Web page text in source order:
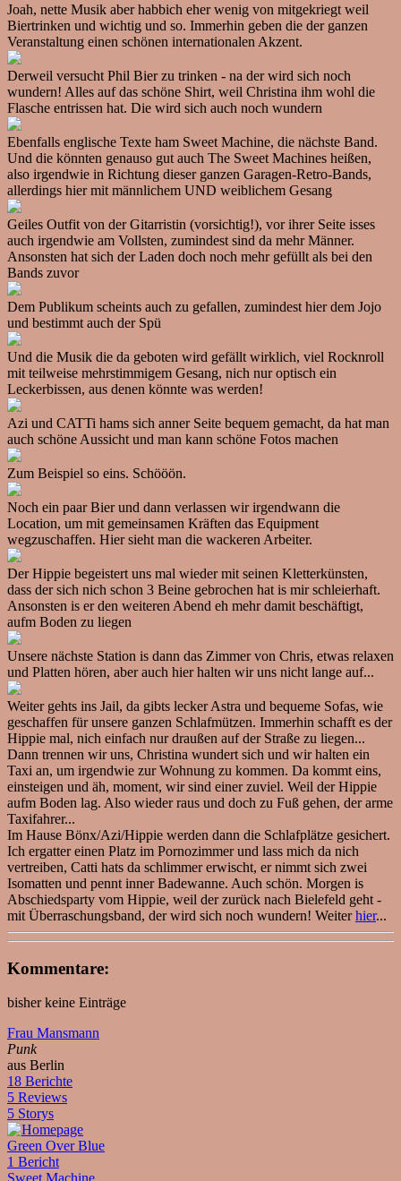
Joah, nette Musik aber habbich eher wenig von mitgekriegt weil
Biertrinken und wichtig und so. Immerhin geben die der ganzen
Veranstaltung einen schönen internationalen Akzent.
Derweil versucht Phil Bier zu trinken - na der wird sich noch
wundern! Alles auf das schöne Shirt, weil Christina ihm wohl die
Flasche entrissen hat. Die wird sich auch noch wundern
Ebenfalls englische Texte ham Sweet Machine, die nächste Band.
Und die könnten genauso gut auch The Sweet Machines heißen,
also irgendwie in Richtung dieser ganzen Garagen-Retro-Bands,
allerdings hier mit männlichem UND weiblichem Gesang
Geiles Outfit von der Gitarristin (vorsichtig!), vor ihrer Seite isses
auch irgendwie am Vollsten, zumindest sind da mehr Männer.
Ansonsten hat sich der Laden doch noch mehr gefüllt als bei den
Bands zuvor
Dem Publikum scheints auch zu gefallen, zumindest hier dem Jojo
und bestimmt auch der Spü
Und die Musik die da geboten wird gefällt wirklich, viel Rocknroll
mit teilweise mehrstimmigem Gesang, nich nur optisch ein
Leckerbissen, aus denen könnte was werden!
Azi und CATTi hams sich anner Seite bequem gemacht, da hat man
auch schöne Aussicht und man kann schöne Fotos machen
Zum Beispiel so eins. Schööön.
Noch ein paar Bier und dann verlassen wir irgendwann die
Location, um mit gemeinsamen Kräften das Equipment
wegzuschaffen. Hier sieht man die wackeren Arbeiter.
Der Hippie begeistert uns mal wieder mit seinen Kletterkünsten,
dass der sich nich schon 3 Beine gebrochen hat is mir schleierhaft.
Ansonsten is er den weiteren Abend eh mehr damit beschäftigt,
aufm Boden zu liegen
Unsere nächste Station is dann das Zimmer von Chris, etwas relaxen
und Platten hören, aber auch hier halten wir uns nicht lange auf...
Weiter gehts ins Jail, da gibts lecker Astra und bequeme Sofas, wie
geschaffen für unsere ganzen Schlafmützen. Immerhin schafft es der
Hippie mal, nich einfach nur draußen auf der Straße zu liegen...
Dann trennen wir uns, Christina wundert sich und wir halten ein
Taxi an, um irgendwie zur Wohnung zu kommen. Da kommt eins,
einsteigen und äh, moment, wir sind einer zuviel. Weil der Hippie
aufm Boden lag. Also wieder raus und doch zu Fuß gehen, der arme
Taxifahrer...
Im Hause Bönx/Azi/Hippie werden dann die Schlafplätze gesichert.
Ich ergatter einen Platz im Pornozimmer und lass mich da nich
vertreiben, Catti hats da schlimmer erwischt, er nimmt sich zwei
Isomatten und pennt inner Badewanne. Auch schön. Morgen is
Abschiedsparty vom Hippie, weil der zurück nach Bielefeld geht -
mit Überraschungsband, der wird sich noch wundern! Weiterhier...
Kommentare:
bisher keine Einträge
Frau Mansmann
Punk
aus Berlin
18 Berichte
5 Reviews
5 Storys
Green Over Blue
1 Bericht